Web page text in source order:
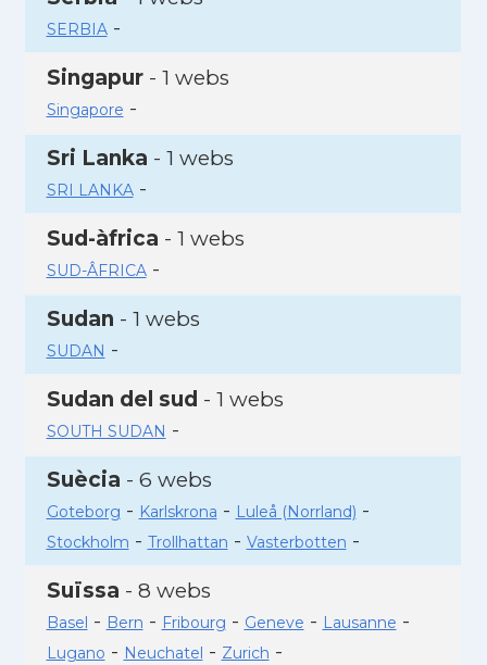
SERBIA-
Singapur- 1 webs
Singapore -
Sri Lanka - 1 webs
SRI LANKA-
Sud-àfrica - 1 webs
SUD-ÂFRICA-
Sudan - 1 webs
SUDAN -
Sudan del sud - 1 webs
SOUTH SUDAN -
Suècia - 6 webs
Goteborg - Karlskrona - Luleå (Norrland) -
Stockholm - Trollhattan - Vasterbotten -
Suïssa - 8 webs
Basel - Bern - Fribourg - Geneve - Lausanne -
Lugano - Neuchatel - Zurich -